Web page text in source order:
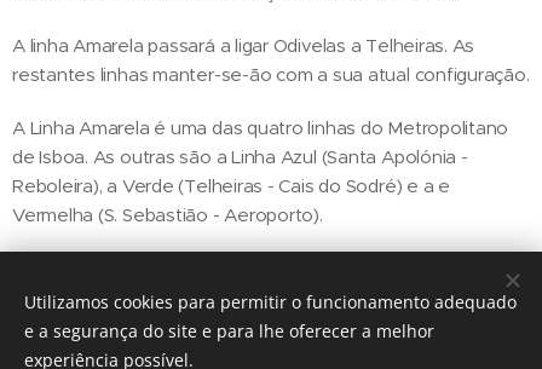
A linha Amarela passará a ligar Odivelas a Telheiras. As
restantes linhas manter-se-ão com a sua atual configuração.
A Linha Amarela é uma das quatro linhas do Metropolitano
de Isboa. As outras são a Linha Azul (Santa Apolónia -
Reboleira), a Verde (Telheiras - Cais do Sodré) e a e
Vermelha (S. Sebastião - Aeroporto).
Share
Utilizamos cookies para permitir o funcionamento adequado
e a segurança do site e para lhe oferecer a melhor
experiência possível.